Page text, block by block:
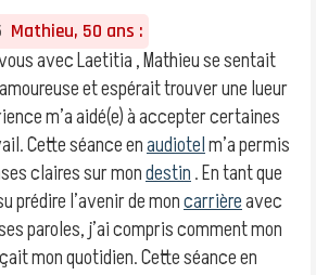
Mathieu, 50 ans :
avec Laetitia , Mathieu se sentait
et espérait trouver une lueur
m’a aidé(e) à accepter certaines
Cette séance enaudiotelm’a permis
claires sur mondestin. En tant que
prédire l’avenir de moncarrièreavec
paroles, j’ai compris comment mon
mon quotidien. Cette séance en